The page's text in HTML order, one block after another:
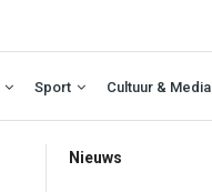
Sport Cultuur & Media
Nieuws